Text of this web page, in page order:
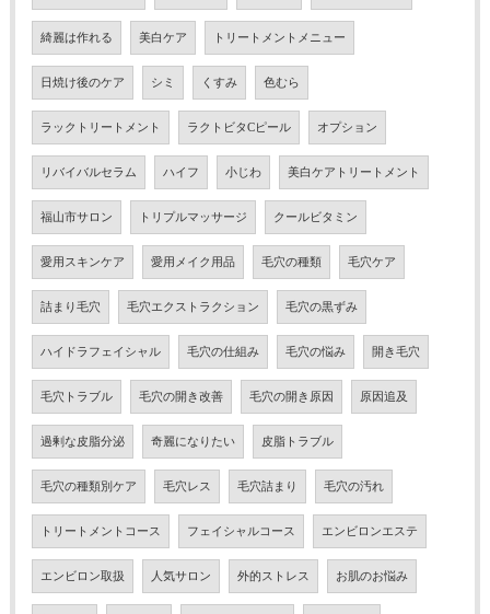
綺麗は作れる 美白ケア トリートメントメニュー
日焼け後のケア シミ くすみ 色むら
ラックトリートメント ラクトビタCピール オプション
リバイバルセラム ハイフ 小じわ 美白ケアトリートメント
福山市サロン トリプルマッサージ クールビタミン
愛用スキンケア 愛用メイク用品 毛穴の種類 毛穴ケア
詰まり毛穴 毛穴エクストラクション 毛穴の黒ずみ
ハイドラフェイシャル 毛穴の仕組み 毛穴の悩み 開き毛穴
毛穴トラブル 毛穴の開き改善 毛穴の開き原因 原因追及
過剰な皮脂分泌 奇麗になりたい 皮脂トラブル
毛穴の種類別ケア 毛穴レス 毛穴詰まり 毛穴の汚れ
トリートメントコース フェイシャルコース エンビロンエステ
エンビロン取扱 人気サロン 外的ストレス お肌のお悩み